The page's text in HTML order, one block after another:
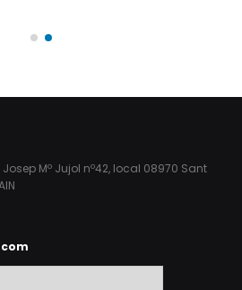
Mº Jujol nº42, local 08970 Sant